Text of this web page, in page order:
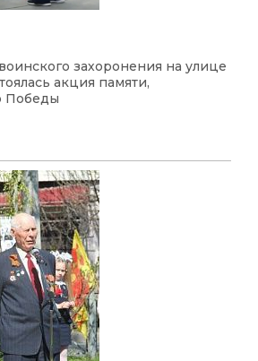
захоронения на улице
акция памяти,
Победы